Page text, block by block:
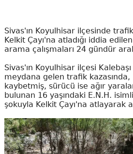
Sivas'ın Koyulhisar ilçesinde
Kelkit Çayı'na atladığı iddia edilen
arama çalışmaları 24 gündür
Sivas'ın Koyulhisar ilçesi Kalebaşı
meydana gelen trafik kazasında,
kaybetmiş, sürücü ise ağır
bulunan 16 yaşındaki E.N.H.
şokuyla Kelkit Çayı'na atlayarak